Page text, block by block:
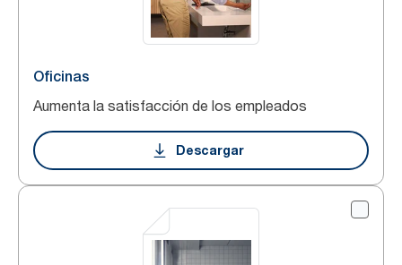
Oficinas
Aumenta la satisfacción de los empleados
Descargar